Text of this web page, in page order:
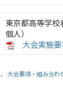
東京都高等学
個人）
大会実施
、 大会要項・組み合わ